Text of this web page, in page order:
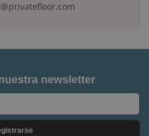
newsletter